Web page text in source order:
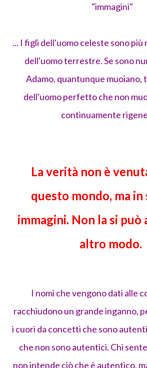
"immagini"
... I figli dell'uomo celeste sono più
dell'uomo terrestre. Se sono
Adamo, quantunque muoiano,
dell'uomo perfetto che non
continuamente
La verità non è
questo mondo, ma in
immagini. Non la si
altro modo.
I nomi che vengono dati alle
racchiudono un grande inganno,
i cuori da concetti che sono
che non sono autentici. Chi
non intende ciò che è autentico,